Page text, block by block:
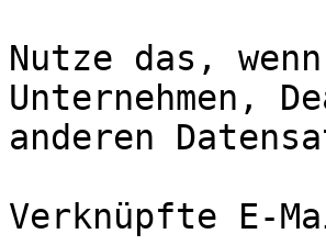
Nutze das,
Unternehmen,
anderen
Verknüpfte E-